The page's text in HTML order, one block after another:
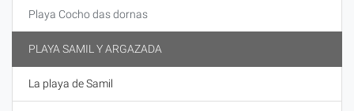
Playa Cocho das dornas
PLAYA SAMIL Y ARGAZADA
La playa de Samil